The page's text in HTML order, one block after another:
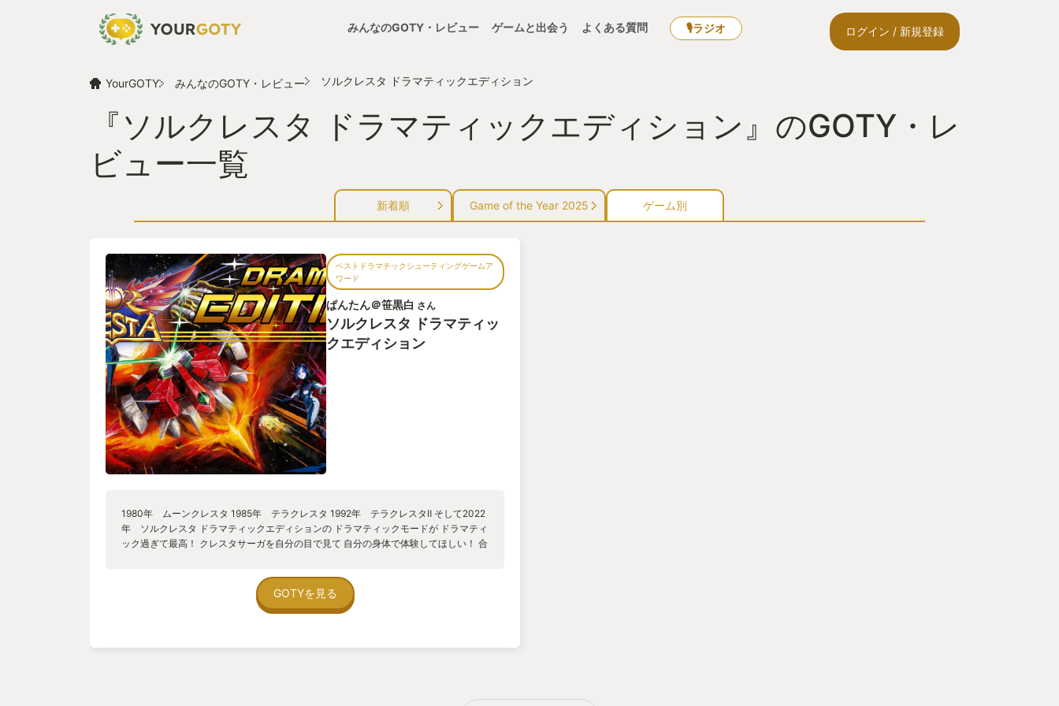
みんなのGOTY・レビュー ゲームと出会う よくある質問 🎙ラジオ ログイン / 新規登録
YourGOTY みんなのGOTY・レビュー ソルクレスタ ドラマティックエディション
『ソルクレスタ ドラマティックエディション』のGOTY・レ
ビュー一覧
新着順 Game of the Year 2025 ゲーム別
ベストドラマチックシューティングゲームア
ワード
ぱんたん＠笹黒白 さん
ソルクレスタ ドラマティッ
クエディション
1980年 ムーンクレスタ 1985年 テラクレスタ 1992年 テラクレスタⅡ そして2022
年 ソルクレスタ ドラマティックエディションの ドラマティックモードが ドラマティ
ック過ぎて最高！ クレスタサーガを自分の目で見て 自分の身体で体験してほしい！ 合
ソルクレスタ単体で遊ばれた方は是非ドラマティックDLCの導入を急ぐべきだ！ 未体
験の方はドラマティックエディションをプレイしよう！ あ～！ビビッと来たー！
GOTYを見る